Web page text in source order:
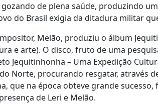
de plena saúde, produzindo
do Brasil exigia da ditadura militar
Melão, produziu o álbum
e arte). O disco, fruto de uma
Jequitinhonha – Uma Expedição
Norte, procurando resgatar, através
que na época obteve grande
de Leri e Melão.